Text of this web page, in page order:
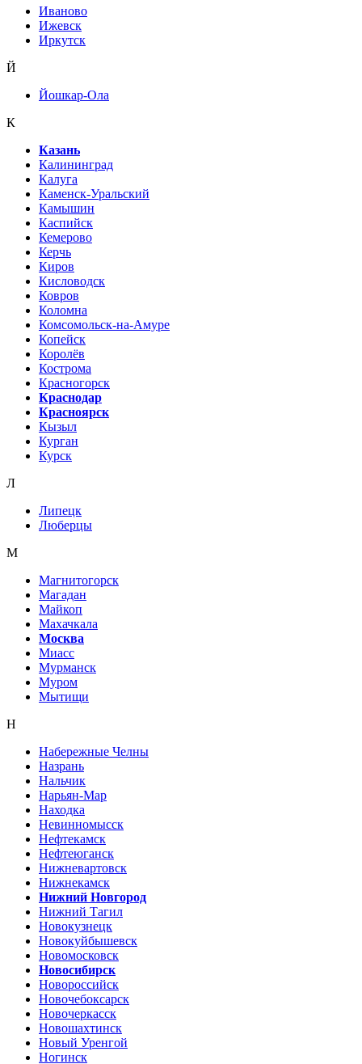
Иваново
Ижевск
Иркутск
Й
Йошкар-Ола
К
Казань
Калининград
Калуга
Каменск-Уральский
Камышин
Каспийск
Кемерово
Керчь
Киров
Кисловодск
Ковров
Коломна
Комсомольск-на-Амуре
Копейск
Королёв
Кострома
Красногорск
Краснодар
Красноярск
Кызыл
Курган
Курск
Л
Липецк
Люберцы
М
Магнитогорск
Магадан
Майкоп
Махачкала
Москва
Миасс
Мурманск
Муром
Мытищи
Н
Набережные Челны
Назрань
Нальчик
Нарьян-Мар
Находка
Невинномысск
Нефтекамск
Нефтеюганск
Нижневартовск
Нижнекамск
Нижний Новгород
Нижний Тагил
Новокузнецк
Новокуйбышевск
Новомосковск
Новосибирск
Новороссийск
Новочебоксарск
Новочеркасск
Новошахтинск
Новый Уренгой
Ногинск